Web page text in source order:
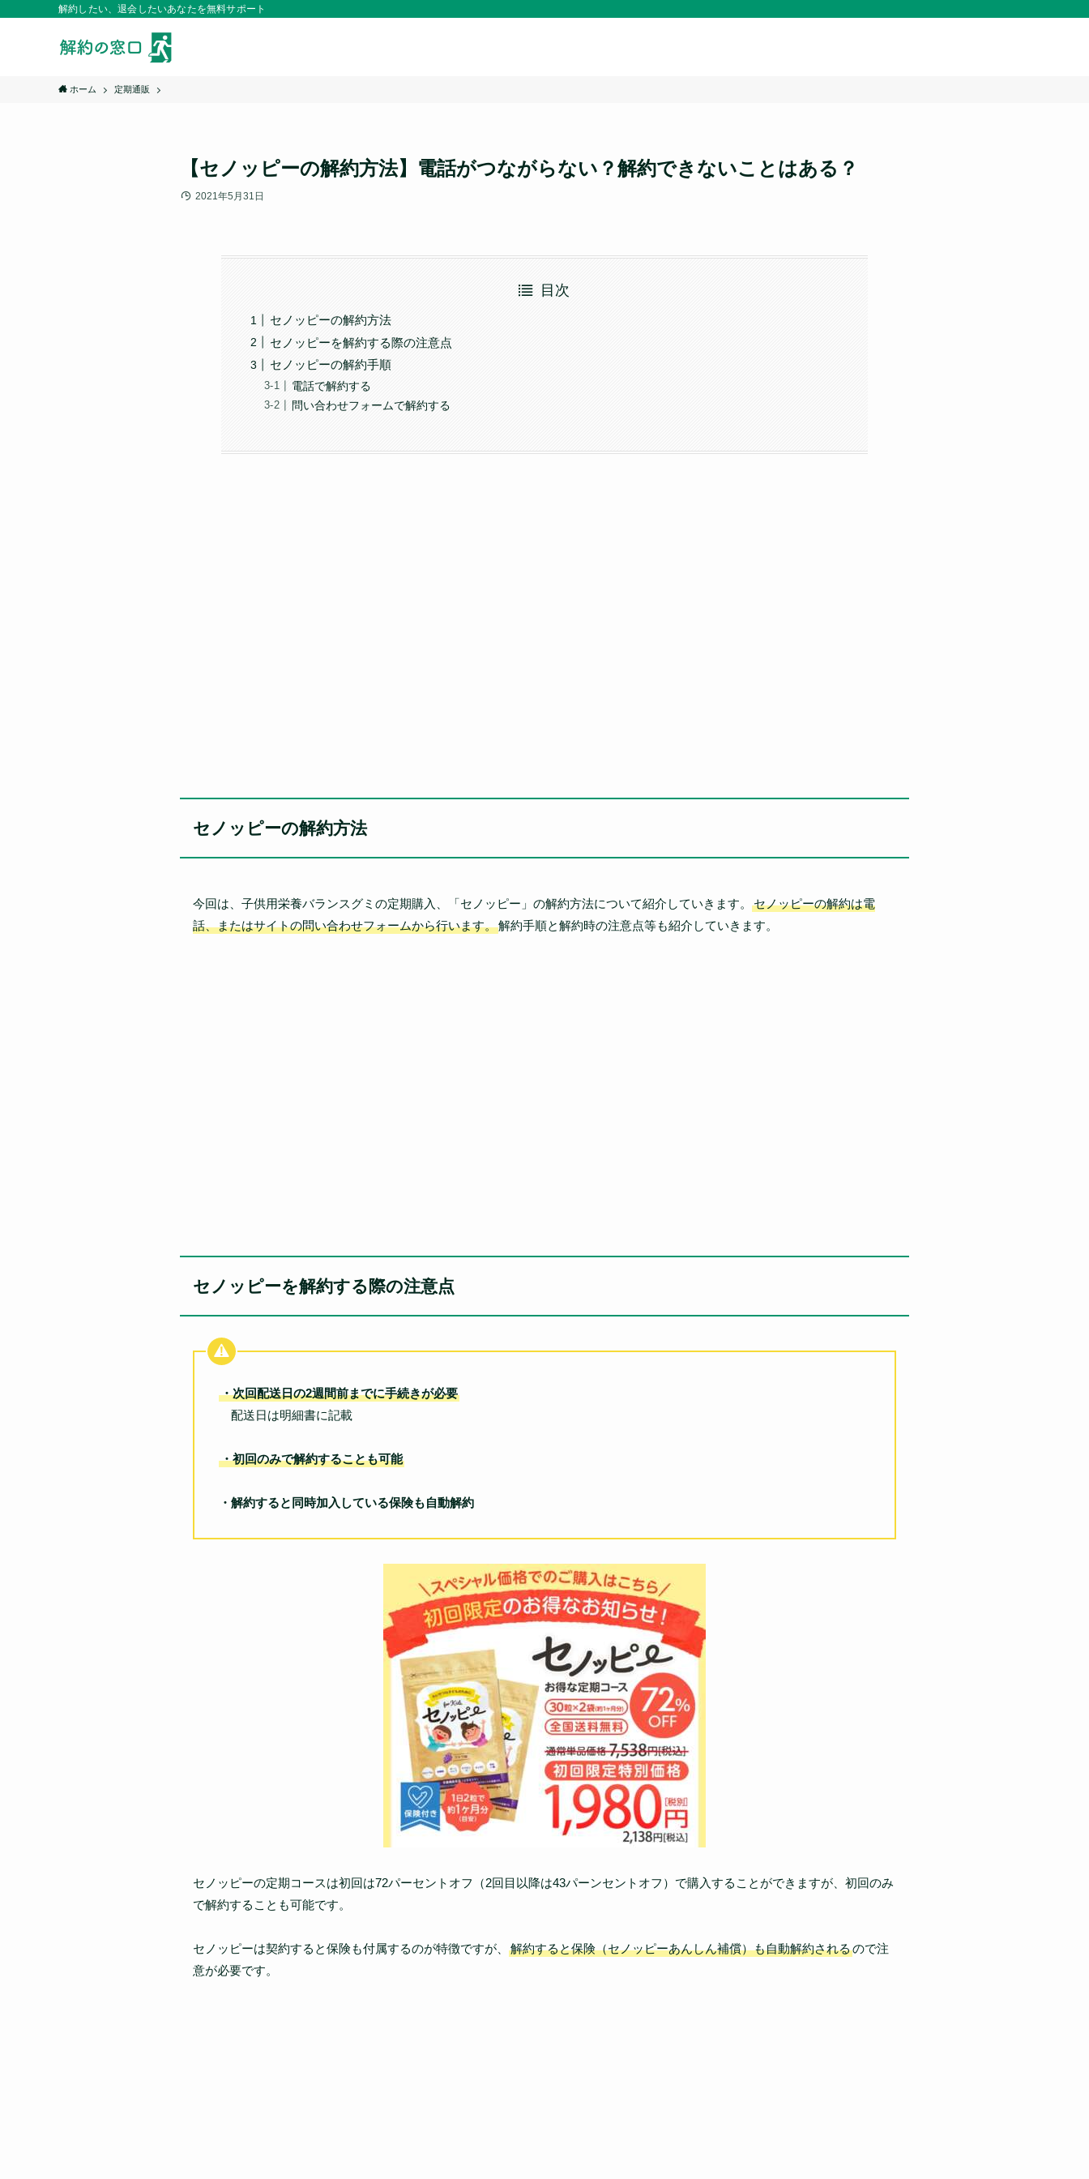
解約したい、退会したいあなたを無料サポート
ホーム 定期通販
【セノッピーの解約方法】電話がつながらない？解約できないことはある？
2021年5月31日
目次
セノッピーの解約方法
セノッピーを解約する際の注意点
セノッピーの解約手順
電話で解約する
問い合わせフォームで解約する
セノッピーの解約方法
今回は、子供用栄養バランスグミの定期購入、「セノッピー」の解約方法について紹介していきます。
セノッピーの解約は電
話、またはサイトの問い合わせフォームから行います。解約手順と解約時の注意点等も紹介していきます。
セノッピーを解約する際の注意点
・次回配送日の2週間前までに手続きが必要
配送日は明細書に記載
・初回のみで解約することも可能
・解約すると同時加入している保険も自動解約
セノッピーの定期コースは初回は72パーセントオフ（2回目以降は43パーンセントオフ）で購入することができますが、初回のみ
で解約することも可能です。
セノッピーは契約すると保険も付属するのが特徴ですが、 解約すると保険（セノッピーあんしん補償）も自動解約されるので注
意が必要です。